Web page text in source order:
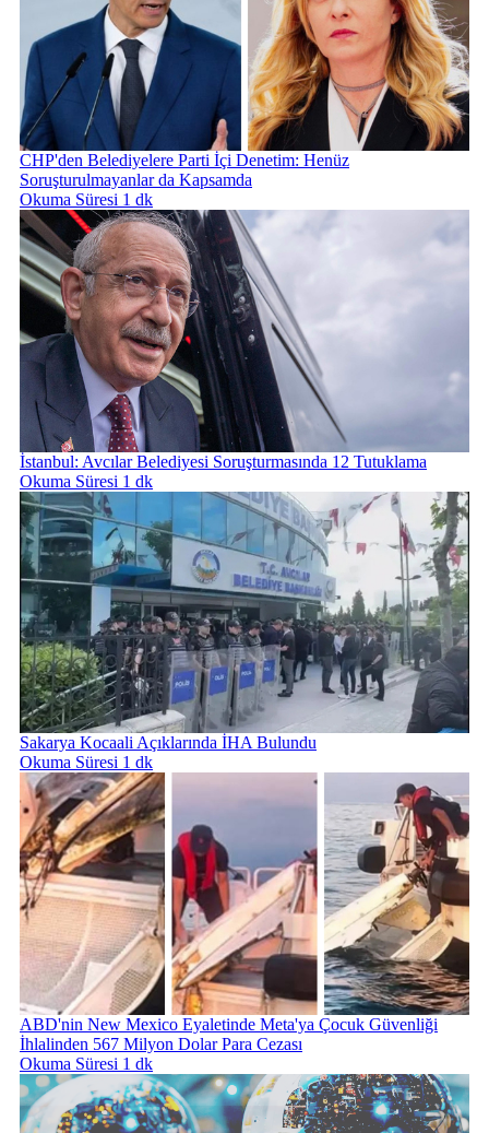
CHP'den Belediyelere Parti İçi Denetim: Henüz
Soruşturulmayanlar da Kapsamda
Okuma Süresi 1 dk
İstanbul: Avcılar Belediyesi Soruşturmasında 12 Tutuklama
Okuma Süresi 1 dk
Sakarya Kocaali Açıklarında İHA Bulundu
Okuma Süresi 1 dk
ABD'nin New Mexico Eyaletinde Meta'ya Çocuk Güvenliği
İhlalinden 567 Milyon Dolar Para Cezası
Okuma Süresi 1 dk